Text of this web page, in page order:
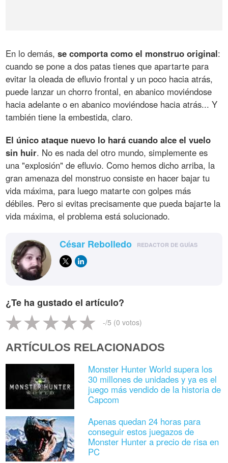
En lo demás,se comporta como el monstruo original:
cuando se pone a dos patas tienes que apartarte para
evitar la oleada de efluvio frontal y un poco hacia atrás,
puede lanzar un chorro frontal, en abanico moviéndose
hacia adelante o en abanico moviéndose hacia atrás... Y
también tiene la embestida, claro.
El único ataque nuevo lo hará cuando alce el vuelo
sin huir. No es nada del otro mundo, simplemente es
una "explosión" de efluvio. Como hemos dicho arriba, la
gran amenaza del monstruo consiste en hacer bajar tu
vida máxima, para luego matarte con golpes más
débiles. Pero si evitas precisamente que pueda bajarte la
vida máxima, el problema está solucionado.
César Rebolledo REDACTOR DE GUÍAS
¿Te ha gustado el artículo?
-/5 (0 votos)
ARTÍCULOS RELACIONADOS
Monster Hunter World supera los
30 millones de unidades y ya es el
juego más vendido de la historia de
Capcom
Apenas quedan 24 horas para
conseguir estos juegazos de
Monster Hunter a precio de risa en
PC